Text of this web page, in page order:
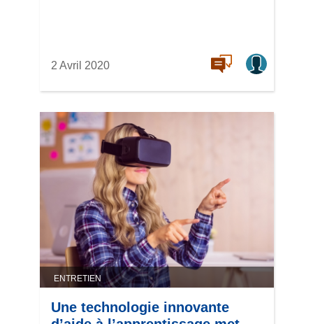
2 Avril 2020
ENTRETIEN
Une technologie innovante